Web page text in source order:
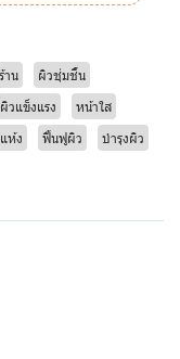
าน
ผิวชุ่มชื้น
ผิวแข็งแรง
หน้าใส
ห้ง ฟื้นฟูผิว
บำรุงผิว